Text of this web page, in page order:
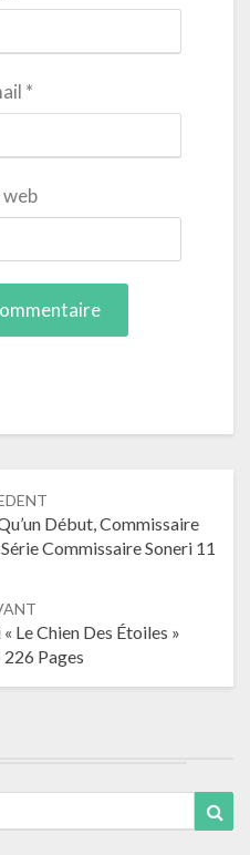
*
Début, Commissaire
Commissaire Soneri 11
Le Chien Des Étoiles »
Pages